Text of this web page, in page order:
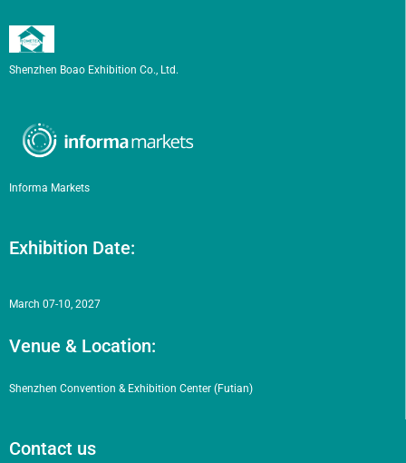
Shenzhen Boao Exhibition Co., Ltd.
Informa Markets
Exhibition Date:
March 07-10, 2027
Venue & Location:
Shenzhen Convention & Exhibition Center (Futian)
Contact us